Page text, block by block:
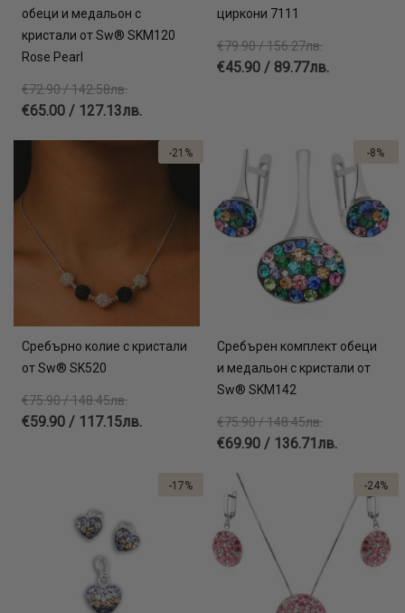
обеци и медальон с
кристали от Sw® SKM120
Rose Pearl
€72.90 / 142.58лв.
€65.00 / 127.13лв.
циркони 7111
€79.90 / 156.27лв.
€45.90 / 89.77лв.
Сребърно колие с кристали
от Sw® SK520
€75.90 / 148.45лв.
€59.90 / 117.15лв.
-21%
Сребърен комплект обеци
и медальон с кристали от
Sw® SKM142
€75.90 / 148.45лв.
€69.90 / 136.71лв.
-8%
-17% -24%